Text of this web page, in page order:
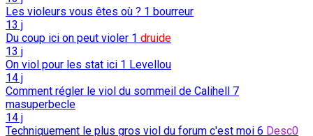
Les violeurs vous êtes où ? 1 bourreur
13 j
Du coup ici on peut violer 1 druide
13 j
On viol pour les stat ici 1 Levellou
14 j
Comment régler le viol du sommeil de Calihell 7
masuperbecle
14 j
Techniquement le plus gros viol du forum c'est moi 6 Desc0